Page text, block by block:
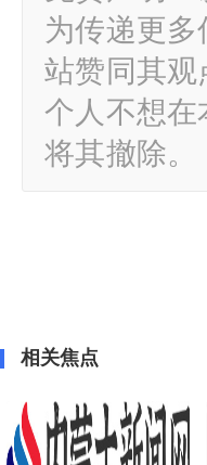
为传递更
站赞同其
个人不想
将其撤除。
相关焦点